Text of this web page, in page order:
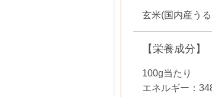
玄米(国内産う
【栄養成分】
100g当たり
エネルギー：